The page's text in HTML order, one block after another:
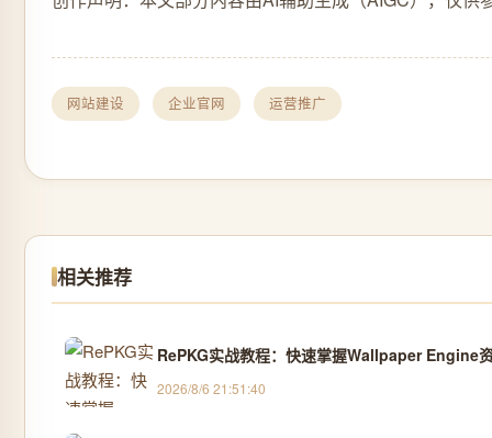
网站建设 企业官网 运营推广
相关推荐
RePKG实战教程：快速掌握Wallpaper Engine
2026/8/6 21:51:40